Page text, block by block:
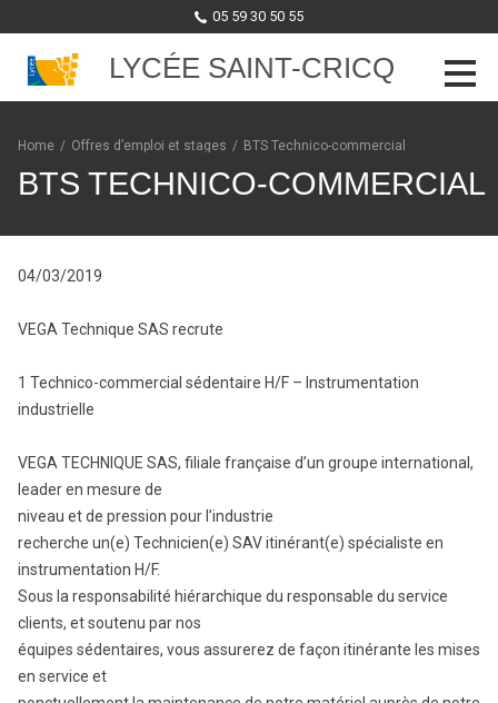
05 59 30 50 55
LYCÉE SAINT-CRICQ
Skip to content
Home / Offres d’emploi et stages / BTS Technico-commercial
BTS TECHNICO-COMMERCIAL
04/03/2019
VEGA Technique SAS recrute
1 Technico-commercial sédentaire H/F – Instrumentation
industrielle
VEGA TECHNIQUE SAS, filiale française d’un groupe international,
leader en mesure de
niveau et de pression pour l’industrie
recherche un(e) Technicien(e) SAV itinérant(e) spécialiste en
instrumentation H/F.
Sous la responsabilité hiérarchique du responsable du service
clients, et soutenu par nos
équipes sédentaires, vous assurerez de façon itinérante les mises
en service et